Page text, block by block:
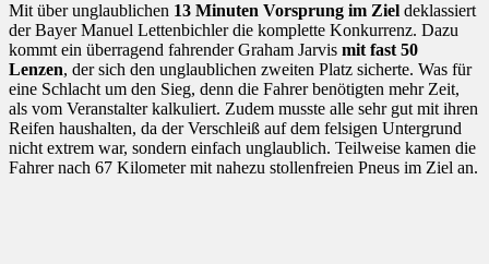
Mit über unglaublichen 13 Minuten Vorsprung im Ziel deklassiert
der Bayer Manuel Lettenbichler die komplette Konkurrenz. Dazu
kommt ein überragend fahrender Graham Jarvis mit fast 50
Lenzen, der sich den unglaublichen zweiten Platz sicherte. Was für
eine Schlacht um den Sieg, denn die Fahrer benötigten mehr Zeit,
als vom Veranstalter kalkuliert. Zudem musste alle sehr gut mit ihren
Reifen haushalten, da der Verschleiß auf dem felsigen Untergrund
nicht extrem war, sondern einfach unglaublich. Teilweise kamen die
Fahrer nach 67 Kilometer mit nahezu stollenfreien Pneus im Ziel an.